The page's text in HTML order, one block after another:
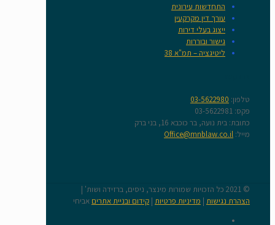
התחדשות עירונית
עורך דין מקרקעין
ייצוג בעלי דירות
גישור ובוררות
ליטיגציה – תמ"א 38
טלפון: 03-5622980
פקס: 03-5622981
כתובת: בית נועה, בר כוכבא 16, בני ברק
מייל: Office@mnblaw.co.il
© 2021 כל הזכויות שמורות מינצר, ניסים, ברזידה ושות' |
הצהרת נגישות | מדיניות פרטיות | קידום ובניית אתרים אביחי